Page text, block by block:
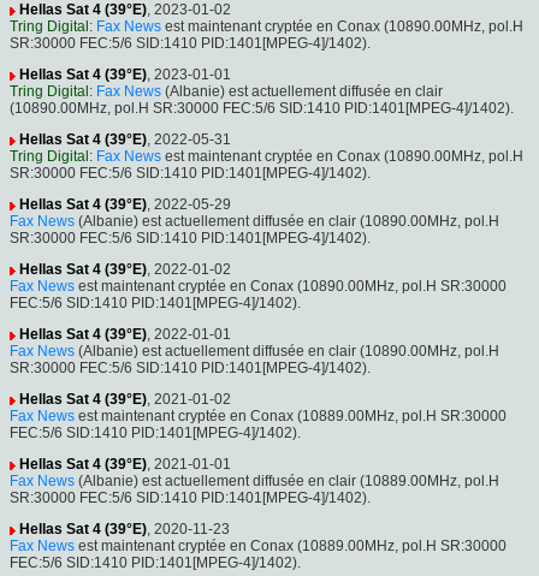
Hellas Sat 4 (39°E), 2023-01-02
Tring Digital : Fax News est maintenant cryptée en Conax (10890.00MHz, pol.H
SR:30000 FEC:5/6 SID:1410 PID:1401[MPEG-4]/1402).
Hellas Sat 4 (39°E), 2023-01-01
Tring Digital : Fax News (Albanie) est actuellement diffusée en clair
(10890.00MHz, pol.H SR:30000 FEC:5/6 SID:1410 PID:1401[MPEG-4]/1402).
Hellas Sat 4 (39°E), 2022-05-31
Tring Digital : Fax News est maintenant cryptée en Conax (10890.00MHz, pol.H
SR:30000 FEC:5/6 SID:1410 PID:1401[MPEG-4]/1402).
Hellas Sat 4 (39°E), 2022-05-29
Fax News (Albanie) est actuellement diffusée en clair (10890.00MHz, pol.H
SR:30000 FEC:5/6 SID:1410 PID:1401[MPEG-4]/1402).
Hellas Sat 4 (39°E), 2022-01-02
Fax News est maintenant cryptée en Conax (10890.00MHz, pol.H SR:30000
FEC:5/6 SID:1410 PID:1401[MPEG-4]/1402).
Hellas Sat 4 (39°E), 2022-01-01
Fax News (Albanie) est actuellement diffusée en clair (10890.00MHz, pol.H
SR:30000 FEC:5/6 SID:1410 PID:1401[MPEG-4]/1402).
Hellas Sat 4 (39°E), 2021-01-02
Fax News est maintenant cryptée en Conax (10889.00MHz, pol.H SR:30000
FEC:5/6 SID:1410 PID:1401[MPEG-4]/1402).
Hellas Sat 4 (39°E), 2021-01-01
Fax News (Albanie) est actuellement diffusée en clair (10889.00MHz, pol.H
SR:30000 FEC:5/6 SID:1410 PID:1401[MPEG-4]/1402).
Hellas Sat 4 (39°E), 2020-11-23
Fax News est maintenant cryptée en Conax (10889.00MHz, pol.H SR:30000
FEC:5/6 SID:1410 PID:1401[MPEG-4]/1402).